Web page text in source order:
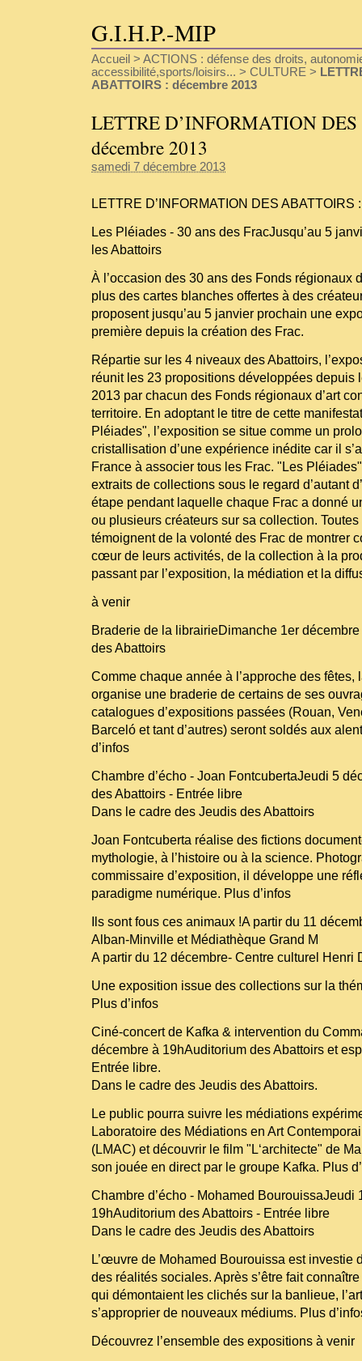
G.I.H.P.-MIP
Accueil > ACTIONS : défense des droits,
accessibilité,sports/loisirs... > CULTURE >
ABATTOIRS : décembre 2013
LETTRE D’INFORMATION
décembre 2013
samedi 7 décembre 2013
LETTRE D’INFORMATION DES ABATTOIRS
Les Pléiades - 30 ans des FracJusqu’au 5
les Abattoirs
À l’occasion des 30 ans des Fonds régionaux
plus des cartes blanches offertes à des
proposent jusqu’au 5 janvier prochain une
première depuis la création des Frac.
Répartie sur les 4 niveaux des Abattoirs,
réunit les 23 propositions développées depuis
2013 par chacun des Fonds régionaux d’art
territoire. En adoptant le titre de cette
Pléiades", l’exposition se situe comme un
cristallisation d’une expérience inédite car il
France à associer tous les Frac. "Les
extraits de collections sous le regard d’autant
étape pendant laquelle chaque Frac a donné
ou plusieurs créateurs sur sa collection.
témoignent de la volonté des Frac de montrer
cœur de leurs activités, de la collection à la
passant par l’exposition, la médiation et la
à venir
Braderie de la librairieDimanche 1er
des Abattoirs
Comme chaque année à l’approche des fêtes,
organise une braderie de certains de ses
catalogues d’expositions passées (Rouan,
Barceló et tant d’autres) seront soldés aux
d’infos
Chambre d’écho - Joan FontcubertaJeudi 5
des Abattoirs - Entrée libre
Dans le cadre des Jeudis des Abattoirs
Joan Fontcuberta réalise des fictions
mythologie, à l’histoire ou à la science.
commissaire d’exposition, il développe une
paradigme numérique. Plus d’infos
Ils sont fous ces animaux !A partir du 11
Alban-Minville et Médiathèque Grand M
A partir du 12 décembre- Centre culturel Henri
Une exposition issue des collections sur la
Plus d’infos
Ciné-concert de Kafka & intervention du
décembre à 19hAuditorium des Abattoirs et
Entrée libre.
Dans le cadre des Jeudis des Abattoirs.
Le public pourra suivre les médiations
Laboratoire des Médiations en Art
(LMAC) et découvrir le film "L‘architecte" de
son jouée en direct par le groupe Kafka. Plus
Chambre d’écho - Mohamed BourouissaJeudi
19hAuditorium des Abattoirs - Entrée libre
Dans le cadre des Jeudis des Abattoirs
L’œuvre de Mohamed Bourouissa est investie
des réalités sociales. Après s’être fait
qui démontaient les clichés sur la banlieue,
s’approprier de nouveaux médiums. Plus
Découvrez l’ensemble des expositions à venir